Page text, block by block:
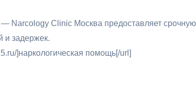
Narcology Clinic Москва предоставляет
и задержек.
]наркологическая помощь[/url]